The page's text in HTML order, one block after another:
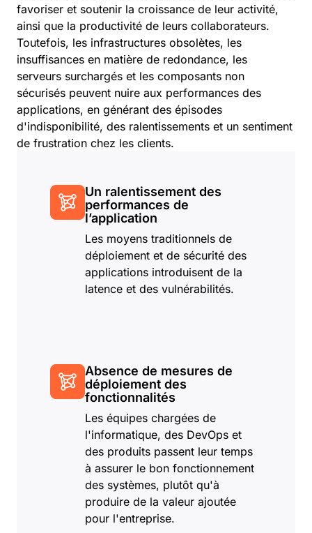
favoriser et soutenir la croissance de leur activité,
ainsi que la productivité de leurs collaborateurs.
Toutefois, les infrastructures obsolètes, les
insuffisances en matière de redondance, les
serveurs surchargés et les composants non
sécurisés peuvent nuire aux performances des
applications, en générant des épisodes
d'indisponibilité, des ralentissements et un sentiment
de frustration chez les clients.
Un ralentissement des
performances de
l’application
Les moyens traditionnels de
déploiement et de sécurité des
applications introduisent de la
latence et des vulnérabilités.
Absence de mesures de
déploiement des
fonctionnalités
Les équipes chargées de
l'informatique, des DevOps et
des produits passent leur temps
à assurer le bon fonctionnement
des systèmes, plutôt qu'à
produire de la valeur ajoutée
pour l'entreprise.